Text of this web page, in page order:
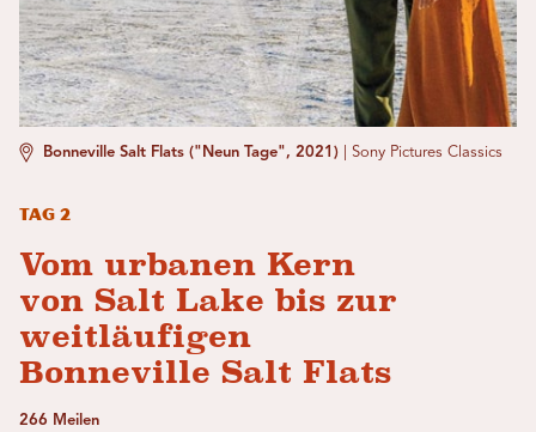
Bonneville Salt Flats ("Neun Tage", 2021) Sony Pictures Classics
Tag 2
Vom urbanen Kern
von Salt Lake bis zur
weitläufigen
Bonneville Salt Flats
266 Meilen